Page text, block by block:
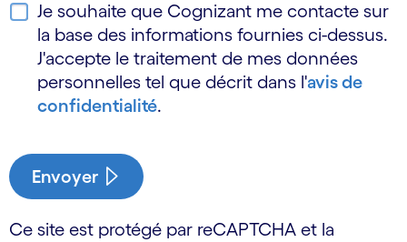
Je souhaite que Cognizant me contacte sur
la base des informations fournies ci-dessus.
J'accepte le traitement de mes données
personnelles tel que décrit dans l'avis de
confidentialité.
Envoyer
Ce site est protégé par reCAPTCHA et la